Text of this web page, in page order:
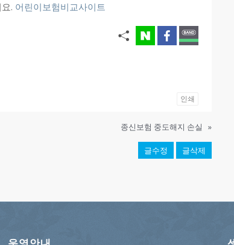
. 어린이보험비교사이트
인쇄
종신보험 중도해지 손실 »
글수정 글삭제